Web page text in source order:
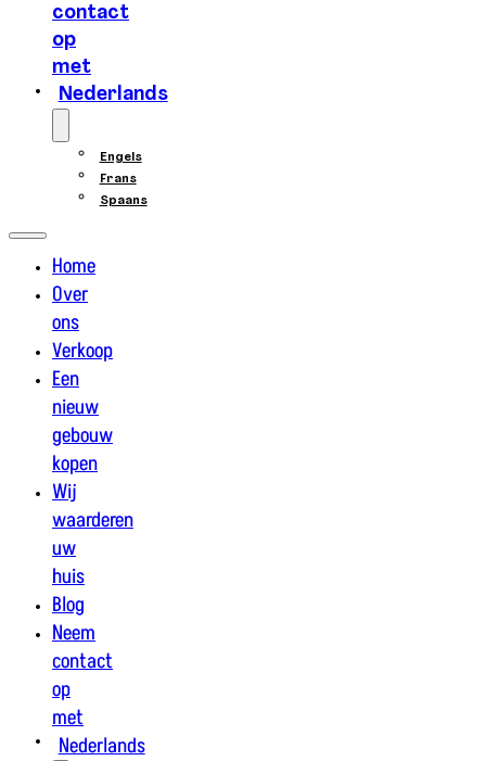
contact
op
met
Nederlands
Engels
Frans
Spaans
Home
Over
ons
Verkoop
Een
nieuw
gebouw
kopen
Wij
waarderen
uw
huis
Blog
Neem
contact
op
met
Nederlands